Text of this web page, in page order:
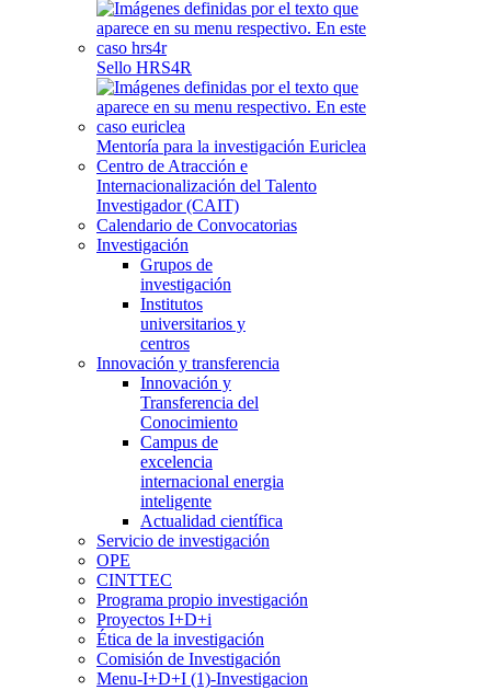
Sello HRS4R
Mentoría para la investigación Euriclea
Centro de Atracción e
Internacionalización del Talento
Investigador (CAIT)
Calendario de Convocatorias
Investigación
Grupos de
investigación
Institutos
universitarios y
centros
Innovación y transferencia
Innovación y
Transferencia del
Conocimiento
Campus de
excelencia
internacional energia
inteligente
Actualidad científica
Servicio de investigación
OPE
CINTTEC
Programa propio investigación
Proyectos I+D+i
Ética de la investigación
Comisión de Investigación
Menu-I+D+I (1)-Investigacion